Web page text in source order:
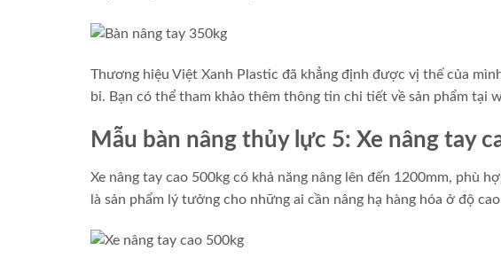
Thương hiệu Việt Xanh Plastic đã khẳng định được vị thế của
bỉ. Bạn có thể tham khảo thêm thông tin chi tiết về sản phẩm tại
Mẫu bàn nâng thủy lực 5: Xe nâng tay
Xe nâng tay cao 500kg có khả năng nâng lên đến 1200mm, phù
là sản phẩm lý tưởng cho những ai cần nâng hạ hàng hóa ở độ